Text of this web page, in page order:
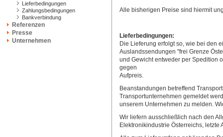
Lieferbedingungen
Zahlungsbedingungen
Bankverbindung
Referenzen
Presse
Unternehmen
Alle bisherigen Preise sind hiermit
Lieferbedingungen:
Die Lieferung erfolgt so, wie bei den
Auslandssendungen "frei Grenze
und Gewicht entweder per Spedition
gegen
Aufpreis.
Beanstandungen betreffend
Transportunternehmen gemeldet
unserem Unternehmen zu melden.
Wir liefern ausschließlich nach den
Elektronikindustrie Österreichs, letzte